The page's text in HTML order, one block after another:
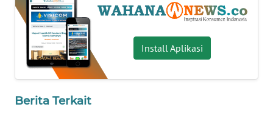
Install Aplikasi
Berita Terkait
WN
KALSEL
WN
WN